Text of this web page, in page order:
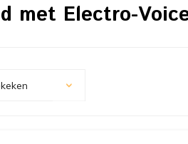
met Electro-